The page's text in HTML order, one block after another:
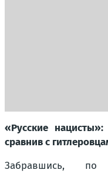
«Русские
сравнив с
Забравшись,